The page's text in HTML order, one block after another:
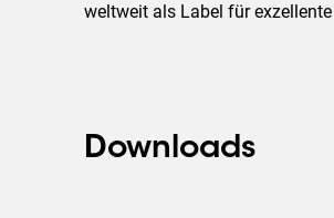
weltweit als Label für
Downloads